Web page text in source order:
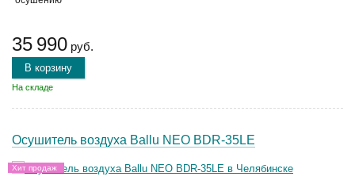
35 990 руб.
В корзину
На складе
Осушитель воздуха Ballu NEO BDR-35LE
Хит продаж